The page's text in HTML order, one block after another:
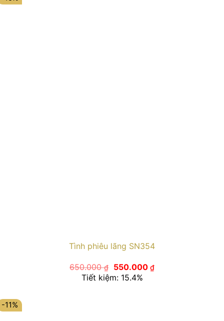
Tình phiêu lãng SN354
650.000₫
Giá
gốc
là:
550.000 ₫Giá
hiện
Tiết kiệm: 15.4%
-11%